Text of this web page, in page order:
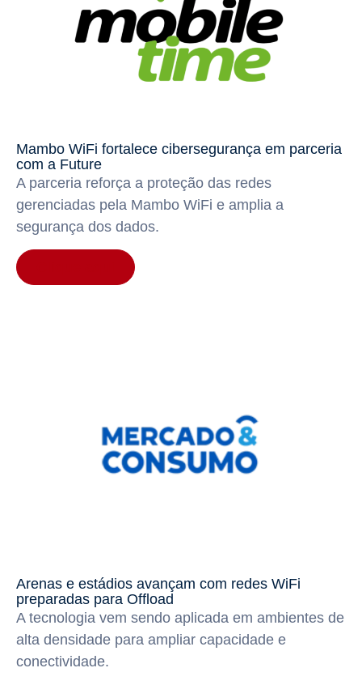
Mambo WiFi fortalece cibersegurança em parceria
com a Future
A parceria reforça a proteção das redes
gerenciadas pela Mambo WiFi e amplia a
segurança dos dados.
Arenas e estádios avançam com redes WiFi
preparadas para Offload
A tecnologia vem sendo aplicada em ambientes de
alta densidade para ampliar capacidade e
conectividade.